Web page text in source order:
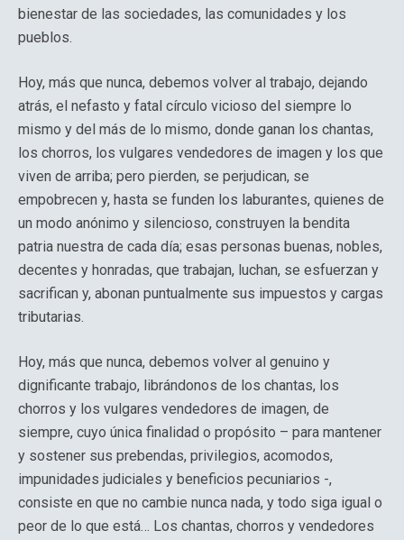
bienestar de las sociedades, las comunidades y los
pueblos.
Hoy, más que nunca, debemos volver al trabajo, dejando
atrás, el nefasto y fatal círculo vicioso del siempre lo
mismo y del más de lo mismo, donde ganan los chantas,
los chorros, los vulgares vendedores de imagen y los que
viven de arriba; pero pierden, se perjudican, se
empobrecen y, hasta se funden los laburantes, quienes de
un modo anónimo y silencioso, construyen la bendita
patria nuestra de cada día; esas personas buenas, nobles,
decentes y honradas, que trabajan, luchan, se esfuerzan y
sacrifican y, abonan puntualmente sus impuestos y cargas
tributarias.
Hoy, más que nunca, debemos volver al genuino y
dignificante trabajo, librándonos de los chantas, los
chorros y los vulgares vendedores de imagen, de
siempre, cuyo única finalidad o propósito – para mantener
y sostener sus prebendas, privilegios, acomodos,
impunidades judiciales y beneficios pecuniarios -,
consiste en que no cambie nunca nada, y todo siga igual o
peor de lo que está… Los chantas, chorros y vendedores